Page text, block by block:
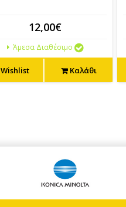
12,00€
Άμεσα Διαθέσιμο
Wishlist Καλάθι